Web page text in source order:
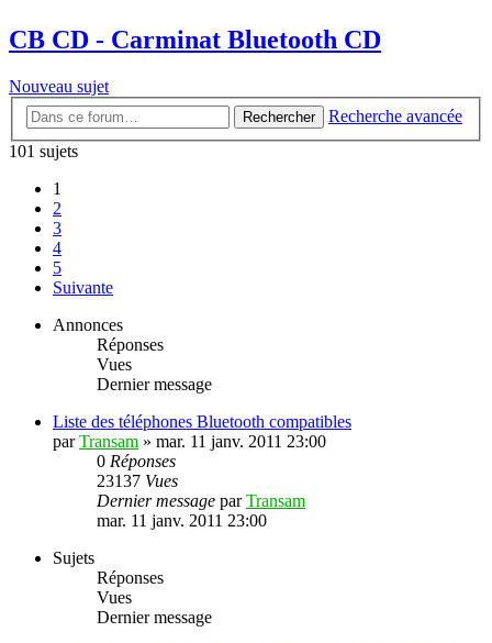
CB CD - Carminat Bluetooth CD
Nouveau sujet
Rechercher
Recherche avancée
101 sujets
1
2
3
4
5
Suivante
Annonces
Réponses
Vues
Dernier message
Liste des téléphones Bluetooth compatibles
parTransam » mar. 11 janv. 2011 23:00
0 Réponses
23137 Vues
Dernier message parTransam
mar. 11 janv. 2011 23:00
Sujets
Réponses
Vues
Dernier message